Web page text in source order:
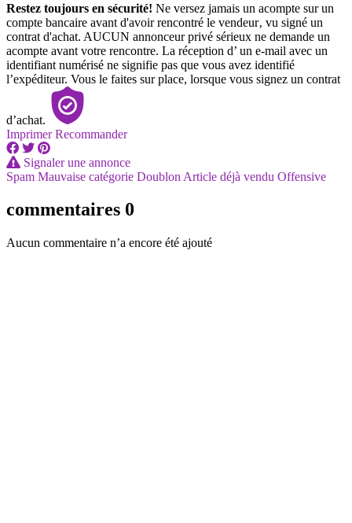
Restez toujours en sécurité! Ne versez jamais un acompte sur un
compte bancaire avant d'avoir rencontré le vendeur‚ vu signé un
contrat d'achat. AUCUN annonceur privé sérieux ne demande un
acompte avant votre rencontre. La réception d’ un e-mail avec un
identifiant numérisé ne signifie pas que vous avez identifié
l’expéditeur. Vous le faites sur place, lorsque vous signez un contrat
d’achat.
Imprimer Recommander
Signaler une annonce
Spam Mauvaise catégorie Doublon Article déjà vendu Offensive
commentaires 0
Aucun commentaire n’a encore été ajouté